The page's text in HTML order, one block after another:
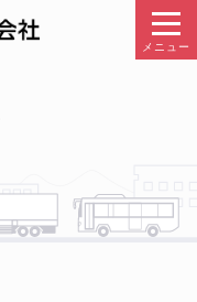
メニュー